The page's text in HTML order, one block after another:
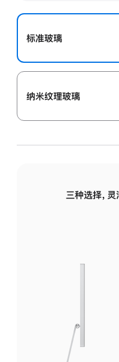
标准玻璃
纳米纹理玻璃
三种选择，